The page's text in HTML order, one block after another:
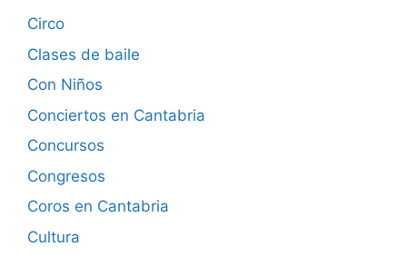
Circo
Clases de baile
Con Niños
Conciertos en Cantabria
Concursos
Congresos
Coros en Cantabria
Cultura